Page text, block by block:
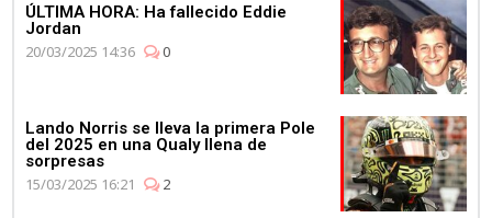
ÚLTIMA HORA: Ha fallecido Eddie
Jordan
20/03/2025 14:36
0
Lando Norris se lleva la primera Pole
del 2025 en una Qualy llena de
sorpresas
15/03/2025 16:21
2